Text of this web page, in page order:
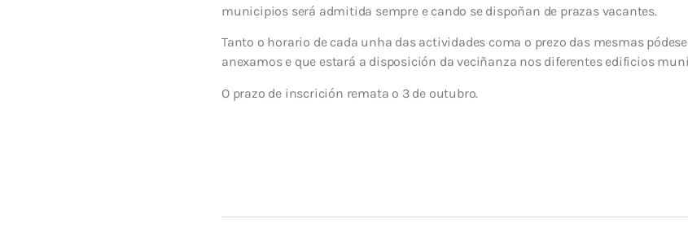
municipios será admitida sempre e cando se dispoñan de prazas vacantes.
Tanto o horario de cada unha das actividades coma o prezo das mesmas
anexamos e que estará a disposición da veciñanza nos diferentes edificios
O prazo de inscrición remata o 3 de outubro.